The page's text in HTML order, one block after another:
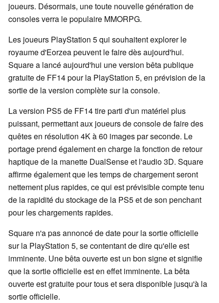
joueurs. Désormais, une toute nouvelle génération de
consoles verra le populaire MMORPG.
Les joueurs PlayStation 5 qui souhaitent explorer le
royaume d'Eorzea peuvent le faire dès aujourd'hui.
Square a lancé aujourd'hui une version bêta publique
gratuite de FF14 pour la PlayStation 5, en prévision de la
sortie de la version complète sur la console.
La version PS5 de FF14 tire parti d'un matériel plus
puissant, permettant aux joueurs de console de faire des
quêtes en résolution 4K à 60 images par seconde. Le
portage prend également en charge la fonction de retour
haptique de la manette DualSense et l'audio 3D. Square
affirme également que les temps de chargement seront
nettement plus rapides, ce qui est prévisible compte tenu
de la rapidité du stockage de la PS5 et de son penchant
pour les chargements rapides.
Square n'a pas annoncé de date pour la sortie officielle
sur la PlayStation 5, se contentant de dire qu'elle est
imminente. Une bêta ouverte est un bon signe et signifie
que la sortie officielle est en effet imminente. La bêta
ouverte est gratuite pour tous et sera disponible jusqu'à la
sortie officielle.